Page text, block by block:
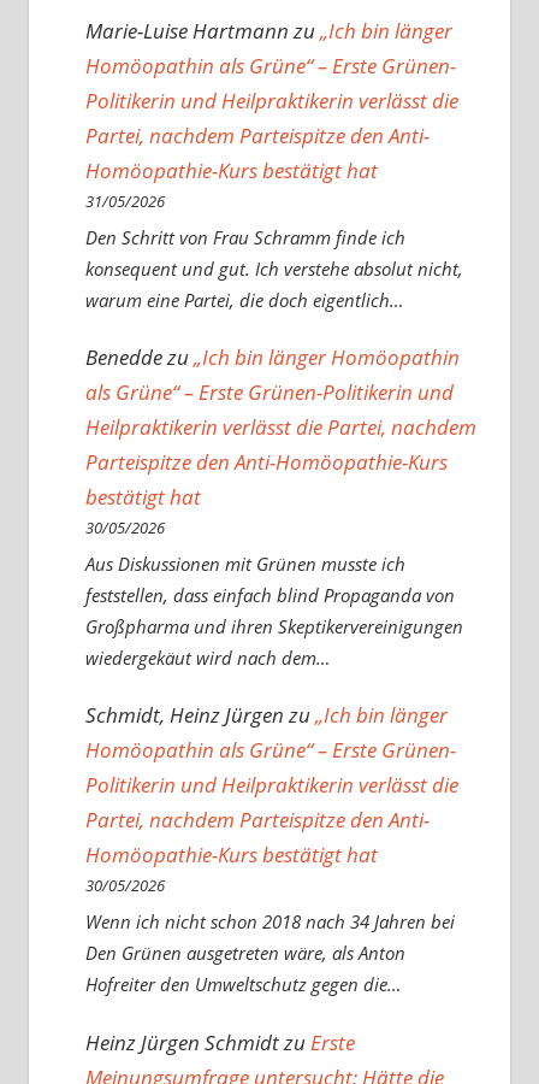
Marie-Luise Hartmannzu„Ich bin länger
Homöopathin als Grüne“ – Erste Grünen-
Politikerin und Heilpraktikerin verlässt die
Partei, nachdem Parteispitze den Anti-
Homöopathie-Kurs bestätigt hat
31/05/2026
Den Schritt von Frau Schramm finde ich
konsequent und gut. Ich verstehe absolut nicht,
warum eine Partei, die doch eigentlich…
Beneddezu„Ich bin länger Homöopathin
als Grüne“ – Erste Grünen-Politikerin und
Heilpraktikerin verlässt die Partei, nachdem
Parteispitze den Anti-Homöopathie-Kurs
bestätigt hat
30/05/2026
Aus Diskussionen mit Grünen musste ich
feststellen, dass einfach blind Propaganda von
Großpharma und ihren Skeptikervereinigungen
wiedergekäut wird nach dem…
Schmidt, Heinz Jürgenzu„Ich bin länger
Homöopathin als Grüne“ – Erste Grünen-
Politikerin und Heilpraktikerin verlässt die
Partei, nachdem Parteispitze den Anti-
Homöopathie-Kurs bestätigt hat
30/05/2026
Wenn ich nicht schon 2018 nach 34 Jahren bei
Den Grünen ausgetreten wäre, als Anton
Hofreiter den Umweltschutz gegen die…
Heinz Jürgen SchmidtzuErste
Meinungsumfrage untersucht: Hätte die